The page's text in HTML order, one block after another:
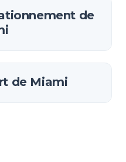
de
de Miami